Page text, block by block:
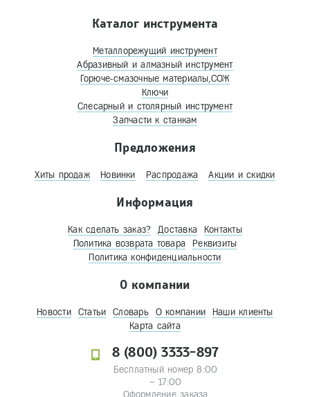
Каталог инструмента
Металлорежущий инструмент
Абразивный и алмазный инструмент
Горюче-смазочные материалы,СОЖ
Ключи
Слесарный и столярный инструмент
Запчасти к станкам
Предложения
Хиты продаж Новинки Распродажа Акции и скидки
Информация
Как сделать заказ? Доставка
Контакты
Политика возврата товара
Реквизиты
Политика конфиденциальности
О компании
Новости Статьи Словарь О компании
Наши клиенты
Карта сайта
8 (800) 3333-897
Бесплатный номер 8:00
– 17:00
Оформление заказа